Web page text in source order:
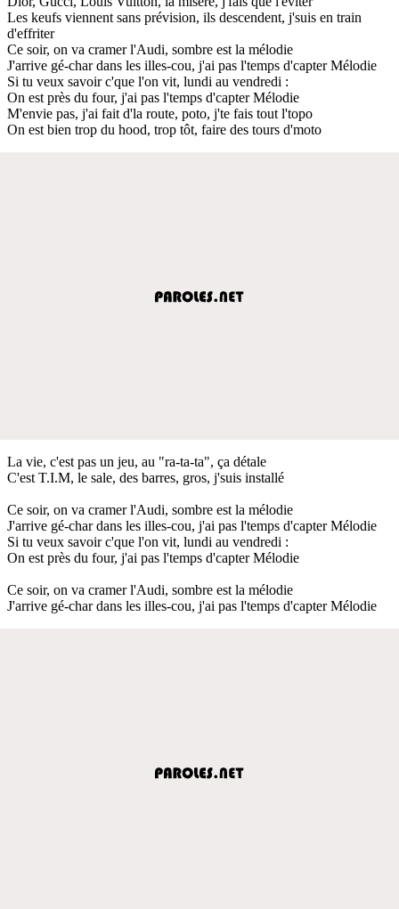
Les keufs viennent sans prévision, ils descendent, j'suis en train
d'effriter
Ce soir, on va cramer l'Audi, sombre est la mélodie
J'arrive gé-char dans les illes-cou, j'ai pas l'temps d'capter Mélodie
Si tu veux savoir c'que l'on vit, lundi au vendredi :
On est près du four, j'ai pas l'temps d'capter Mélodie
M'envie pas, j'ai fait d'la route, poto, j'te fais tout l'topo
On est bien trop du hood, trop tôt, faire des tours d'moto
La vie, c'est pas un jeu, au "ra-ta-ta", ça détale
C'est T.I.M, le sale, des barres, gros, j'suis installé
Ce soir, on va cramer l'Audi, sombre est la mélodie
J'arrive gé-char dans les illes-cou, j'ai pas l'temps d'capter Mélodie
Si tu veux savoir c'que l'on vit, lundi au vendredi :
On est près du four, j'ai pas l'temps d'capter Mélodie
Ce soir, on va cramer l'Audi, sombre est la mélodie
J'arrive gé-char dans les illes-cou, j'ai pas l'temps d'capter Mélodie